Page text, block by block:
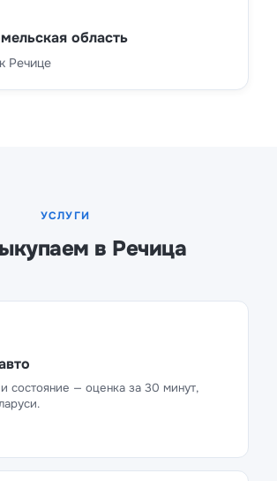
область
Речице
УСЛУГИ
в Речица
состояние — оценка за 30 минут,